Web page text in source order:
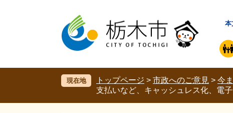
で
ば
本
現在地 トップページ > 市政へのご意見 > 今
支払いなど、キャッシュレス化、電子